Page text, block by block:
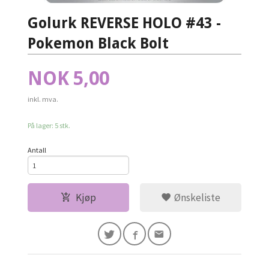
Golurk REVERSE HOLO #43 -
Pokemon Black Bolt
Pris
NOK 5,00
inkl. mva.
På lager: 5 stk.
Antall
Kjøp Ønskeliste